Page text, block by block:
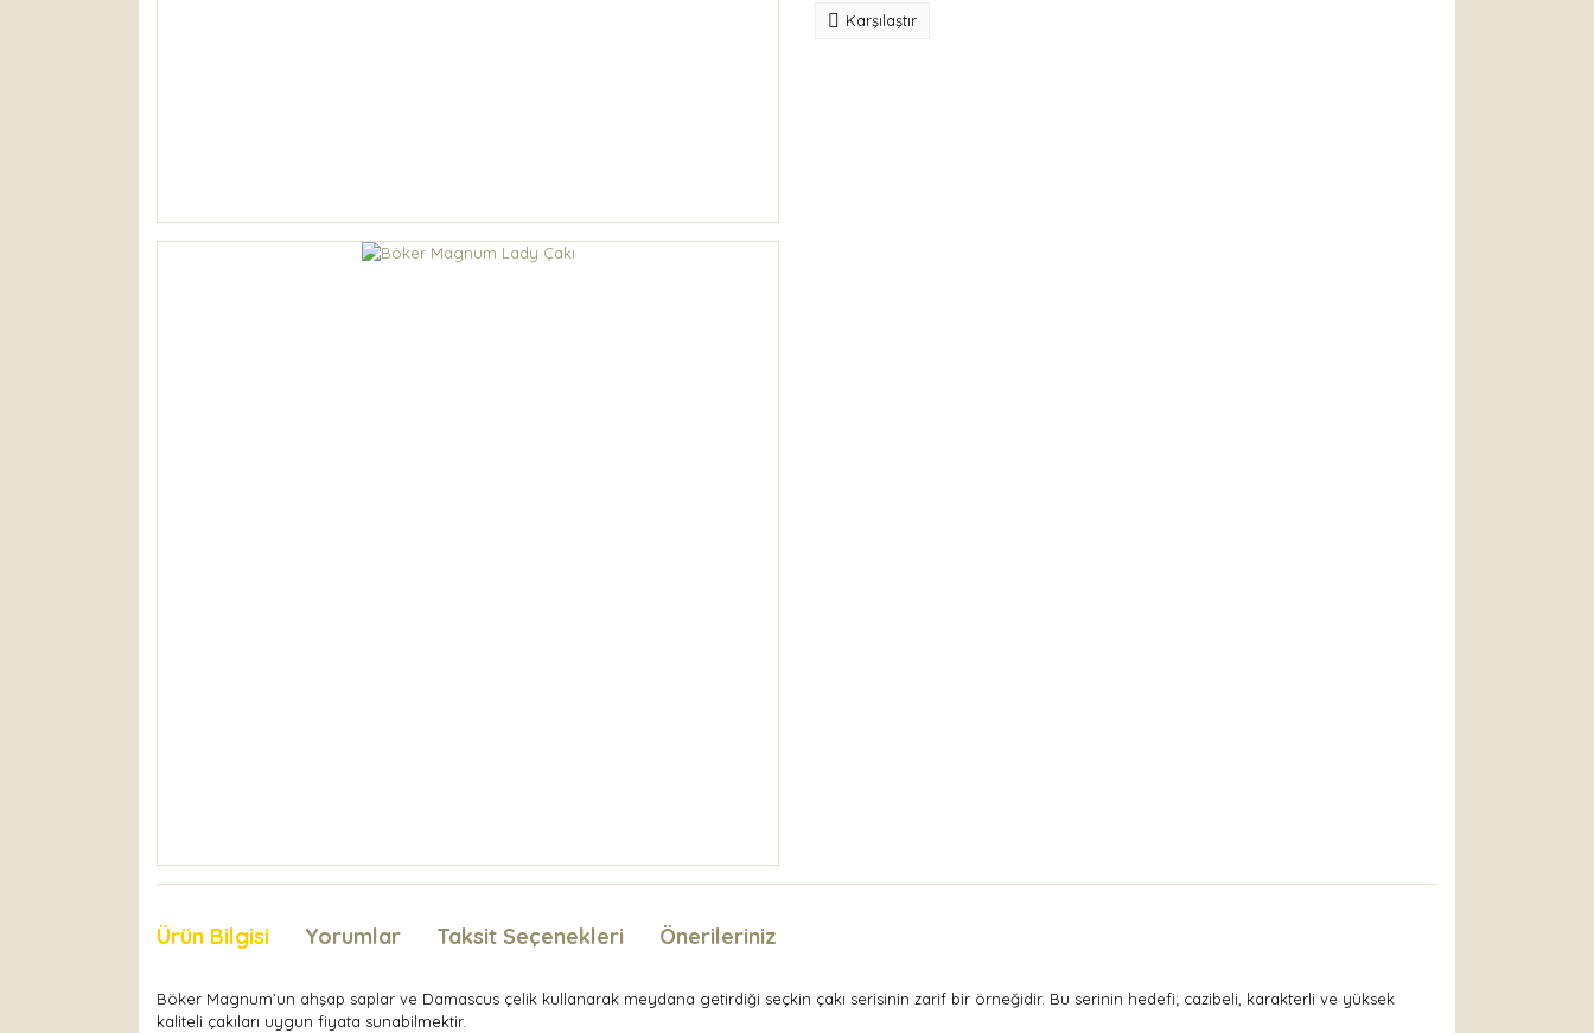
Karşılaştır
Ürün Bilgisi Yorumlar Taksit Seçenekleri Önerileriniz
Böker Magnum’un ahşap saplar ve Damascus çelik kullanarak meydana getirdiği seçkin çakı serisinin zarif bir örneğidir. Bu serinin hedefi; cazibeli, karakterli ve yüksek
kaliteli çakıları uygun fiyata sunabilmektir.